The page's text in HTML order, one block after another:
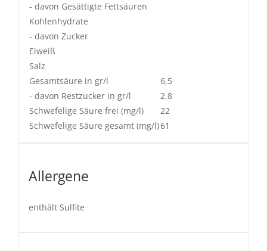
- davon Gesättigte Fettsäuren
Kohlenhydrate
- davon Zucker
Eiweiß
Salz
Gesamtsäure in gr/l
6,5
- davon Restzucker in gr/l
2,8
Schwefelige Säure frei (mg/l)
22
Schwefelige Säure gesamt (mg/l)61
Allergene
enthält Sulfite